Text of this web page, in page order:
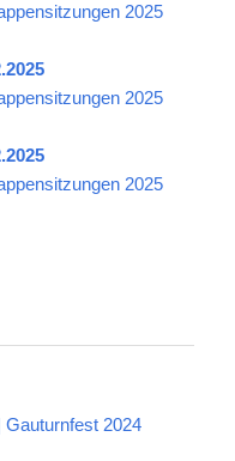
2025
2025
2025
Gauturnfest 2024